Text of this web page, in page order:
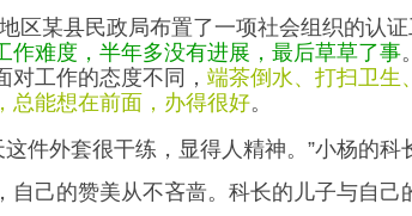
区某县民政局布置了一项社会组织的认证
作难度，半年多没有进展，最后草草了事
对工作的态度不同， 端茶倒水、打扫卫生
总能想在前面，办得很好。
这件外套很干练，显得人精神。”小杨的
自己的赞美从不吝啬。科长的儿子与自